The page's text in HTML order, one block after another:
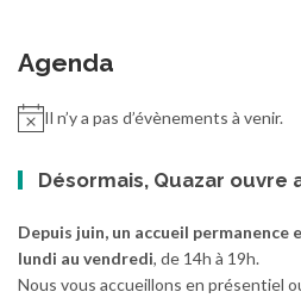
Agenda
Il n’y a pas d’évènements à venir.
Désormais, Quazar ouvre
Depuis juin, un accueil permanence
lundi au vendredi, de 14h à 19h.
Nous vous accueillons en présentiel